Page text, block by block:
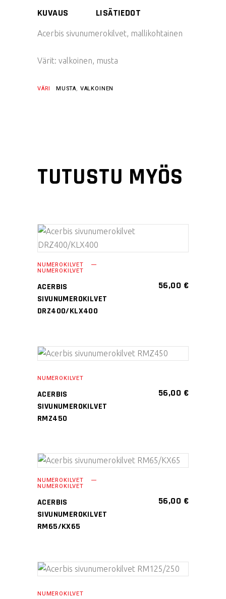
KUVAUS LISÄTIEDOT
Acerbis sivunumerokilvet, mallikohtainen
Värit: valkoinen, musta
VÄRI MUSTA, VALKOINEN
TUTUSTU MYÖS
VALITSE
VAIHTOEHDOISTA
tuotteella
useampi
tuotteen
sivulla.
NUMEROKILVET
NUMEROKILVET
ACERBIS
SIVUNUMEROKILVET
DRZ400/KLX400
56,00 €
Tällä
on
valinnat
NUMEROKILVET
ACERBIS
SIVUNUMEROKILVET
RMZ450
56,00 €
Tällä
on
valinnat
tuotteen
NUMEROKILVET
NUMEROKILVET
ACERBIS
SIVUNUMEROKILVET
RM65/KX65
56,00 €
NUMEROKILVET